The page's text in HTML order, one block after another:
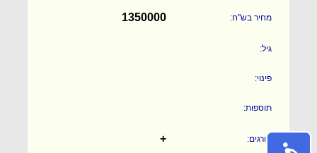
מחיר בש"ח: 1350000
גיל:
פינוי:
תוספות:
סורגים: +